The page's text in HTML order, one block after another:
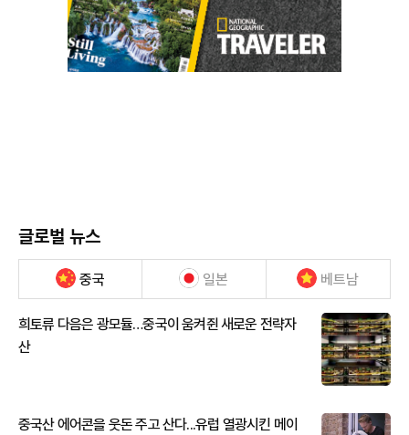
글로벌 뉴스
중국 일본 베트남
희토류 다음은 광모듈…중국이 움켜쥔 새로운 전략자
산
중국산 에어콘을 웃돈 주고 산다...유럽 열광시킨 메이